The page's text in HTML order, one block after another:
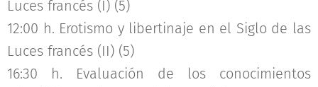
Luces francés (I) (5)
12:00 h. Erotismo y libertinaje en el Siglo de las
Luces francés (II) (5)
16:30 h. Evaluación de los conocimientos